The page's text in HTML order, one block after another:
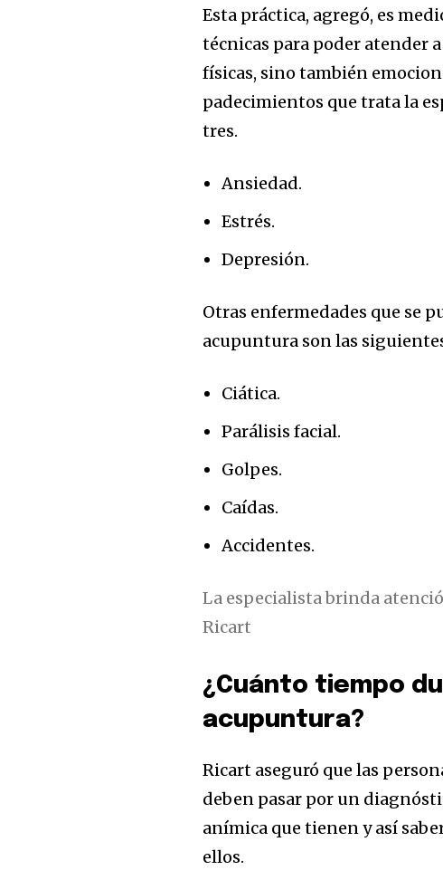
Para suscribirte, solo escribe tu
click en el botón de "suscribir". No te
privacidad y no enviaremos correo
está segura con nosotros.
32,111
Esta práctica, agregó, es
técnicas para poder atender
físicas, sino también
padecimientos que trata la
tres.
Ansiedad.
Estrés.
Depresión.
Otras enfermedades que se
acupuntura son las
Ciática.
Parálisis facial.
Golpes.
Caídas.
Accidentes.
La especialista brinda
Ricart
¿Cuánto tiempo
acupuntura?
Ricart aseguró que las
deben pasar por un
anímica que tienen y así
ellos.